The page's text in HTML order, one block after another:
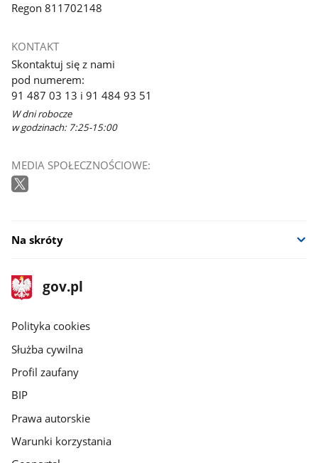
Regon 811702148
KONTAKT
Skontaktuj się z nami
pod numerem:
91 487 03 13 i 91 484 93 51
W dni robocze
w godzinach: 7:25-15:00
MEDIA SPOŁECZNOŚCIOWE:
Na skróty
stopka
gov.pl
Strona
gov.pl
gov.pl
Polityka cookies
Służba cywilna
Profil zaufany
BIP
Prawa autorskie
Warunki korzystania